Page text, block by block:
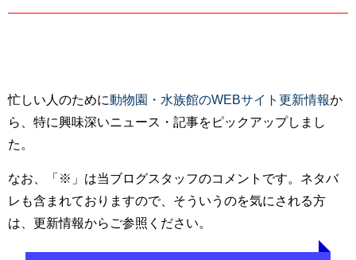
忙しい人のために動物園・水族館のWEBサイト更新情報か
ら、特に興味深いニュース・記事をピックアップしまし
た。
なお、「※」は当ブログスタッフのコメントです。ネタバ
レも含まれておりますので、そういうのを気にされる方
は、更新情報からご参照ください。